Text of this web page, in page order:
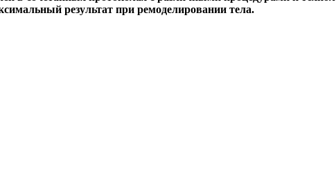
результат при ремоделировании тела.